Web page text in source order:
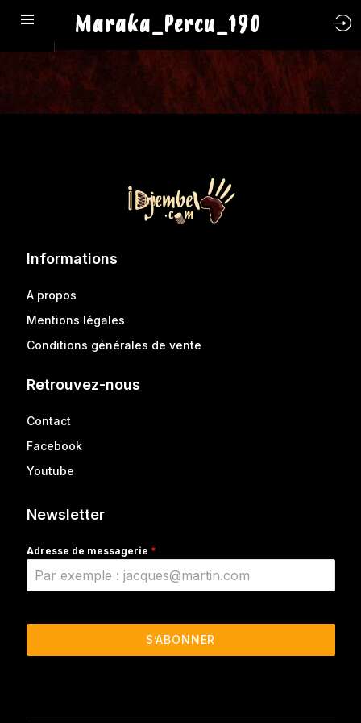
Maraka_Percu_190
Informations
A propos
Mentions légales
Conditions générales de vente
Retrouvez-nous
Contact
Facebook
Youtube
Newsletter
Adresse de messagerie *
S’ABONNER